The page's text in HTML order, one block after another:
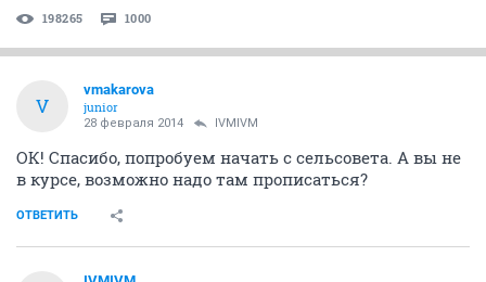
198265 1000
V
vmakarova
junior
28 февраля 2014 IVMIVM
ОК! Спасибо, попробуем начать с сельсовета. А вы не
в курсе, возможно надо там прописаться?
ОТВЕТИТЬ